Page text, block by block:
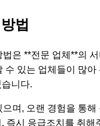
법
은 **전문 업체**의
수 있는 업체들이 많아
니다.
며, 오랜 경험을 통해
즉시 응급조치를 취해